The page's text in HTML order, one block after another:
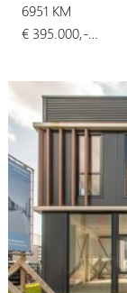
6951 KM
€ 395.000,-…